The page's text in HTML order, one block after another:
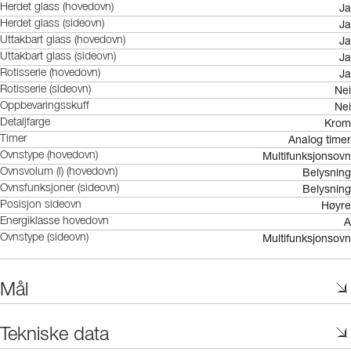
Herdet glass (hovedovn) Ja
Herdet glass (sideovn) Ja
Uttakbart glass (hovedovn) Ja
Uttakbart glass (sideovn) Ja
Rotisserie (hovedovn) Ja
Rotisserie (sideovn) Nei
Oppbevaringsskuff Nei
Detaljfarge Krom
Timer Analog timer
Ovnstype (hovedovn) Multifunksjonsovn
Ovnsvolum (l) (hovedovn) Belysning
Ovnsfunksjoner (sideovn) Belysning
Posisjon sideovn Høyre
Energiklasse hovedovn A
Ovnstype (sideovn) Multifunksjonsovn
Mål
Tekniske data